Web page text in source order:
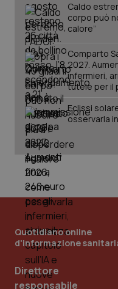
Caldo
corpo può
calore”
Comparto
2027.
infermieri,
tutele per il
Eclissi
osservarla
Quotidiano online
d'informazione
Direttore
responsabile